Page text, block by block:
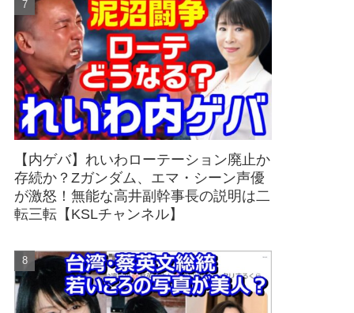
【内ゲバ】れいわローテーション廃止か
存続か？Zガンダム、エマ・シーン声優
が激怒！無能な高井副幹事長の説明は二
転三転【KSLチャンネル】